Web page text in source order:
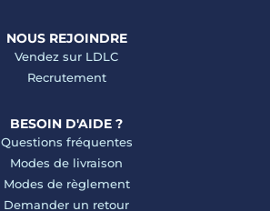
NOUS REJOINDRE
Vendez sur LDLC
Recrutement
BESOIN D'AIDE ?
Questions fréquentes
Modes de livraison
Modes de règlement
Demander un retour